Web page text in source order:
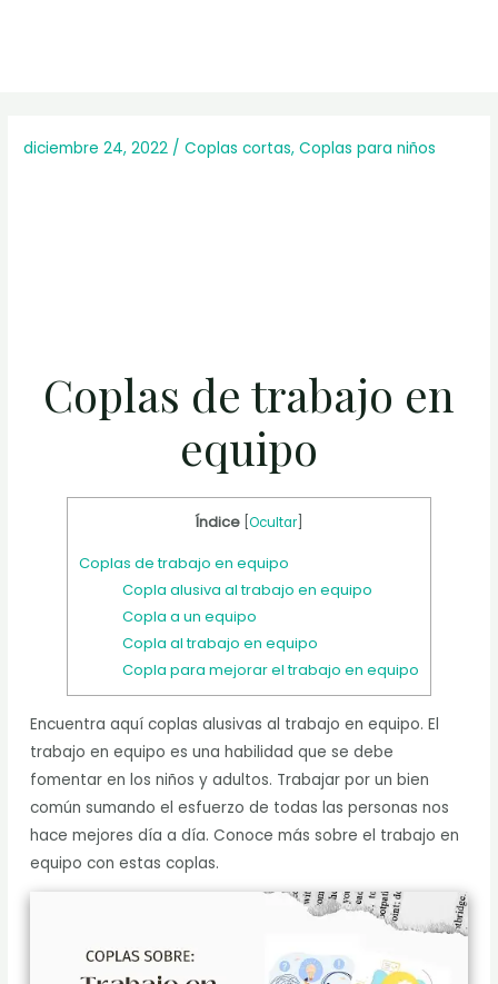
diciembre 24, 2022 /Coplas cortas,Coplas para niños
Coplas de trabajo en
equipo
Índice Ocultar
Coplas de trabajo en equipo
Copla alusiva al trabajo en equipo
Copla a un equipo
Copla al trabajo en equipo
Copla para mejorar el trabajo en equipo
Encuentra aquí coplas alusivas al trabajo en equipo. El
trabajo en equipo es una habilidad que se debe
fomentar en los niños y adultos. Trabajar por un bien
común sumando el esfuerzo de todas las personas nos
hace mejores día a día. Conoce más sobre el trabajo en
equipo con estas coplas.